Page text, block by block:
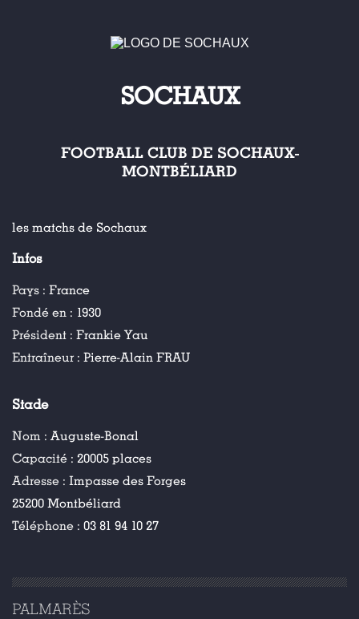
SOCHAUX
FOOTBALL CLUB DE SOCHAUX-
MONTBÉLIARD
les matchs de Sochaux
Infos
Pays : France
Fondé en : 1930
Président : Frankie Yau
Entraîneur : Pierre-Alain FRAU
Stade
Nom : Auguste-Bonal
Capacité : 20005 places
Adresse : Impasse des Forges
25200 Montbéliard
Téléphone : 03 81 94 10 27
PALMARÈS